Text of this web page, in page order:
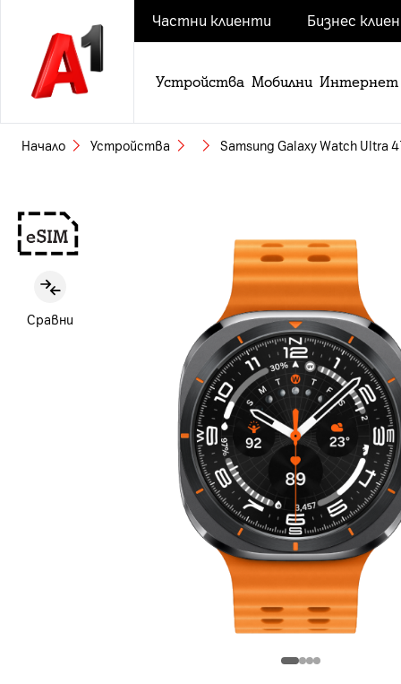
Частни клиенти Бизнес
Устройства Мобилни Интернет
Начало Устройства Samsung Galaxy Watch Ultra
Сравни